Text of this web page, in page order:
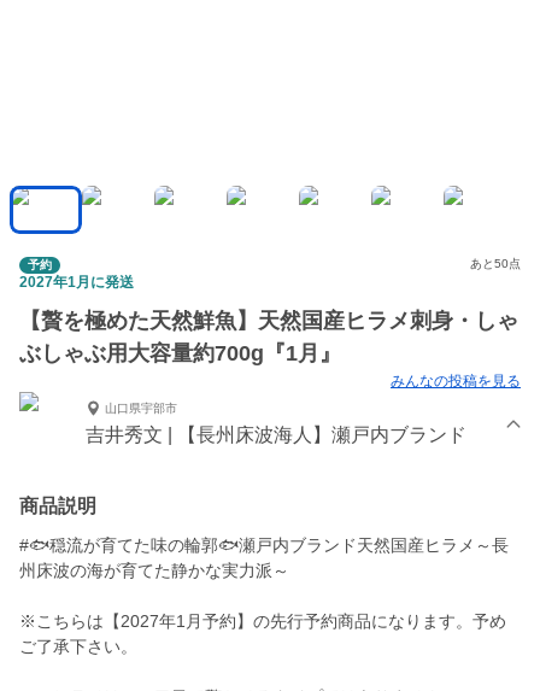
予約 あと50点
2027年1月に発送
【贅を極めた天然鮮魚】天然国産ヒラメ刺身・しゃ
ぶしゃぶ用大容量約700g『1月』
みんなの投稿を見る
山口県宇部市
吉井秀文 | 【長州床波海人】瀬戸内ブランド
商品説明
#🐟穏流が育てた味の輪郭🐟瀬戸内ブランド天然国産ヒラメ～長
州床波の海が育てた静かな実力派～
※こちらは【2027年1月予約】の先行予約商品になります。予め
ご了承下さい。